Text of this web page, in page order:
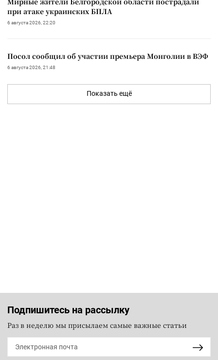
при атаке украинских БПЛА
6 августа 2026, 22:20
Посол сообщил об участии премьера Монголии в ВЭФ
6 августа 2026, 21:48
Показать ещё
Подпишитесь на рассылку
Раз в неделю мы присылаем самые важные статьи